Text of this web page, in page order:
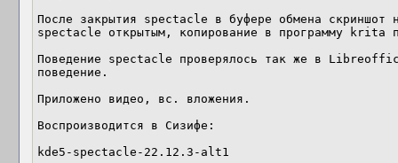
После закрытия spectacle в буфере обмена скриншот
spectacle открытым, копирование в программу krita
Поведение spectacle проверялось так же в
поведение.
Приложено видео, вс. вложения.
Воспроизводится в Сизифе:
kde5-spectacle-22.12.3-alt1